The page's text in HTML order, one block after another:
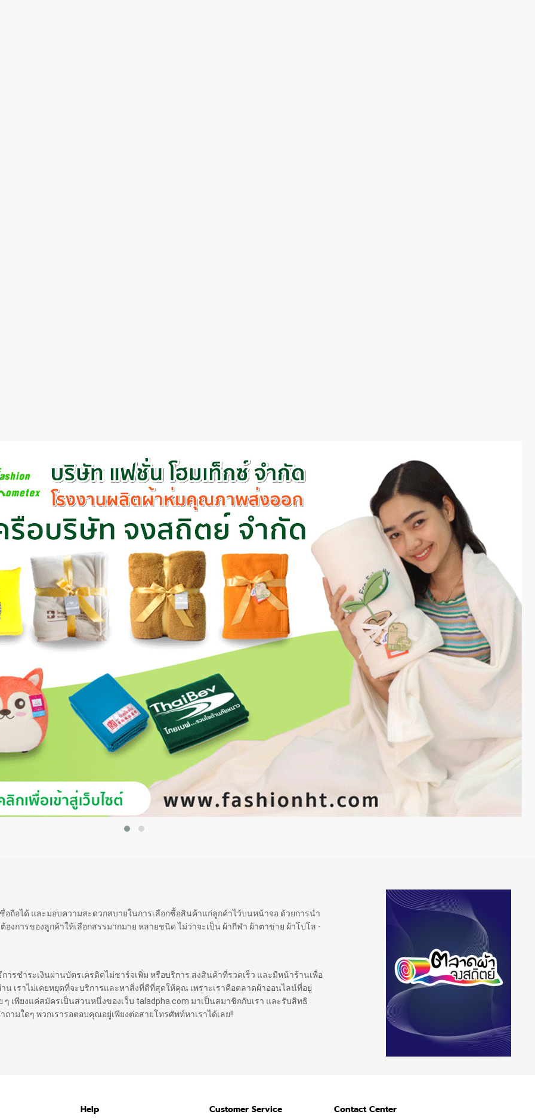
ถือได้ และมอบความสะดวกสบายในการเลือกซื้อสินค้าแก่ลูกค้าไว้บนหน้าจอ ด้วยการนำ
งการของลูกค้าให้เลือกสรรมากมาย หลายชนิด ไม่ว่าจะเป็น ผ้ากีฬา ผ้าตาข่าย ผ้าโปโล -
รชำระเงินผ่านบัตรเครดิตไม่ชาร์จเพิ่ม หรือบริการ ส่งสินค้าที่รวดเร็ว และมีหน้าร้านเพื่อ
เราไม่เคยหยุดที่จะบริการและหาสิ่งที่ดีที่สุดให้คุณ เพราะเราคือตลาดผ้าออนไลน์ที่อยู่
เพียงแค่สมัครเป็นส่วนหนึ่งของเว็บ taladpha.com มาเป็นสมาชิกกับเรา และรับสิทธิ
มใดๆ พวกเรารอตอบคุณอยู่เพียงต่อสายโทรศัพท์หาเราได้เลย!!
Help Customer Service Contact Center